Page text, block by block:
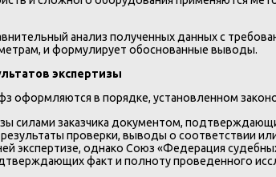
анализ полученных данных с
и формулирует обоснованные выводы.
экспертизы
оформляются в порядке, установленном
силами заказчика документом,
проверки, выводы о соответствии
экспертизе, однако Союз «Федерация
факт и полноту проведенного